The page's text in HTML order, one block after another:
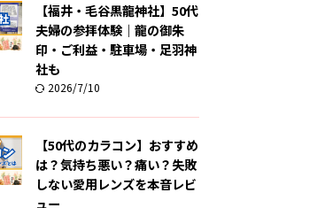
【福井・毛谷黒龍神社】50代
夫婦の参拝体験｜龍の御朱
印・ご利益・駐車場・足羽神
社も
2026/7/10
【50代のカラコン】おすすめ
は？気持ち悪い？痛い？失敗
しない愛用レンズを本音レビ
ュー